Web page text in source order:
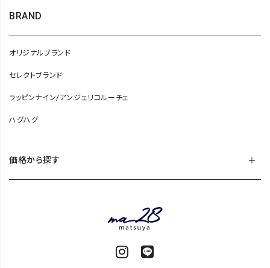
BRAND
オリジナルブランド
セレクトブランド
ラッピンナイン/アンジェリコルーチェ
ハグハグ
価格から探す